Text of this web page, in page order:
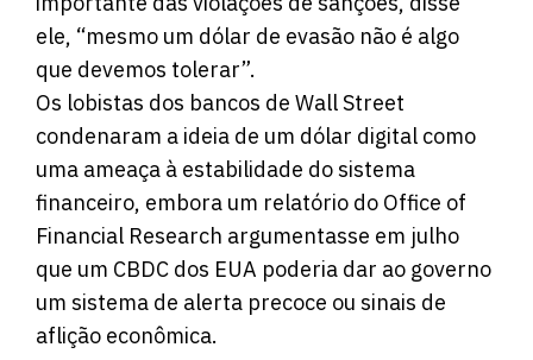
ele, “mesmo um dólar de evasão não é algo
que devemos tolerar”.
Os lobistas dos bancos de Wall Street
condenaram a ideia de um dólar digital como
uma ameaça à estabilidade do sistema
financeiro, embora um relatório do Office of
Financial Research argumentasse em julho
que um CBDC dos EUA poderia dar ao governo
um sistema de alerta precoce ou sinais de
aflição econômica.